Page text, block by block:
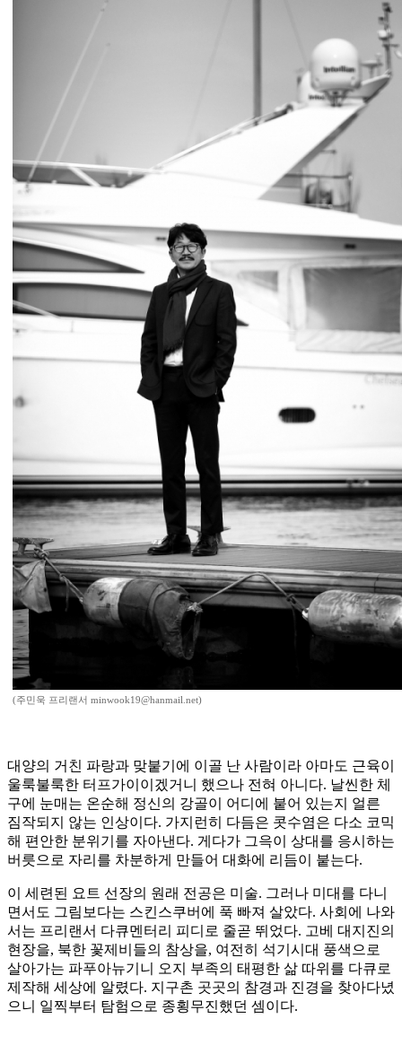
(주민욱 프리랜서 minwook19@hanmail.net)
대양의 거친 파랑과 맞붙기에 이골 난 사람이라 아마도 근육이
울룩불룩한 터프가이이겠거니 했으나 전혀 아니다. 날씬한 체
구에 눈매는 온순해 정신의 강골이 어디에 붙어 있는지 얼른
짐작되지 않는 인상이다. 가지런히 다듬은 콧수염은 다소 코믹
해 편안한 분위기를 자아낸다. 게다가 그윽이 상대를 응시하는
버릇으로 자리를 차분하게 만들어 대화에 리듬이 붙는다.
이 세련된 요트 선장의 원래 전공은 미술. 그러나 미대를 다니
면서도 그림보다는 스킨스쿠버에 푹 빠져 살았다. 사회에 나와
서는 프리랜서 다큐멘터리 피디로 줄곧 뛰었다. 고베 대지진의
현장을, 북한 꽃제비들의 참상을, 여전히 석기시대 풍색으로
살아가는 파푸아뉴기니 오지 부족의 태평한 삶 따위를 다큐로
제작해 세상에 알렸다. 지구촌 곳곳의 참경과 진경을 찾아다녔
으니 일찍부터 탐험으로 종횡무진했던 셈이다.